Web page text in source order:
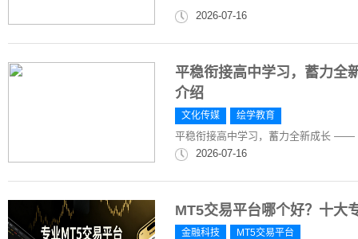
2026-07-16
平稳衔接高中学习，蓄力
介绍
文化传媒 绘学教育
平稳衔接高中学习，蓄力全新成长 ——
2026-07-16
MT5交易平台哪个好？十大
金融科技 MT5交易平台